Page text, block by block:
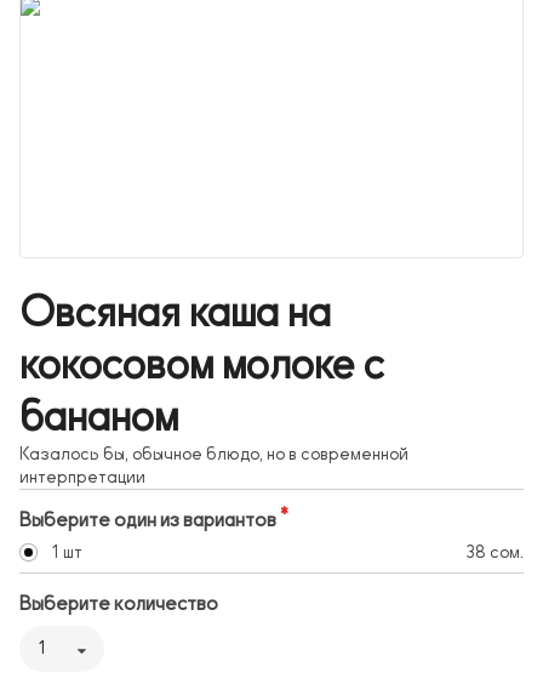
Овсяная каша на
кокосовом молоке с
бананом
Казалось бы, обычное блюдо, но в современной
интерпретации
Выберите один из вариантов
1 шт 38 сом.
Выберите количество
1